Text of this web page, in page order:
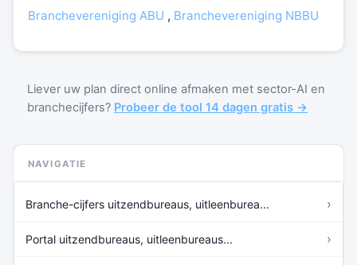
Branchevereniging ABU , Branchevereniging NBBU
Liever uw plan direct online afmaken met sector-AI en
branchecijfers? Probeer de tool 14 dagen gratis →
NAVIGATIE
Branche-cijfers uitzendbureaus, uitleenburea... ›
Portal uitzendbureaus, uitleenbureaus... ›